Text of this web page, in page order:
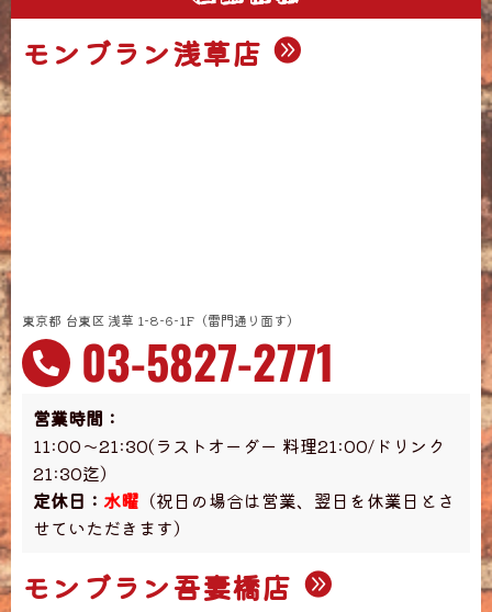
モンブラン浅草店
東京都 台東区 浅草 1-8-6-1F（雷門通り面す）
03-5827-2771
営業時間：
11:00～21:30(ラストオーダー 料理21:00/ドリンク
21:30迄）
定休日： 水曜 （祝日の場合は営業、翌日を休業日とさ
せていただきます）
モンブラン吾妻橋店